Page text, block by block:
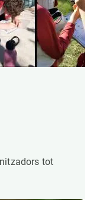
tot